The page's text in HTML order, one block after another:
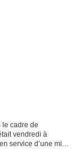
le cadre de
vendredi à
service d’une mini-